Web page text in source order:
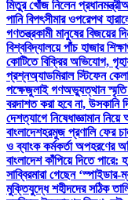
মিতুর খোঁজ নিলেন প্রধানমন্ত্রী
পানি বিপৎসীমার ওপরেপথ
গণতন্ত্রকামী মানুষের বিজয়ের
বিশ্ববিদ্যালয়ে পাঁচ হাজার
কোটিতে বিক্রির অভিযোগ,
প্রশ্নঅ্যাডমিরাল স্টিফেন
পক্ষেজুলাই গণঅভ্যুত্থান স্মৃতি
বরদাশত করা হবে না, উসকানি
দেশত্যাগে নিষেধাজ্ঞামান নিয়ে
বাংলাদেশহরমুজ প্রণালি ফের
ও ব্যাংক কর্মকর্তা অপহরণের
বাংলাদেশ কাঁপিয়ে দিতে পারে:
সাব্বিরমারা গেছেন ‘স্পাইডার-
মুক্তিযুদ্ধে শহীদদের সঠিক